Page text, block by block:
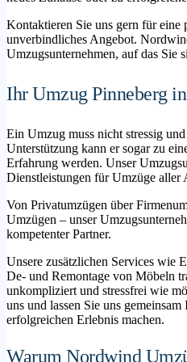
Kontaktieren Sie uns gern für eine
unverbindliches Angebot.
Umzugsunternehmen, auf das Sie
Ihr Umzug Pinneberg
Ein Umzug muss nicht stressig
Unterstützung kann er sogar zu
Erfahrung werden. Unser
Dienstleistungen für Umzüge aller
Von Privatumzügen über
Umzügen – unser
kompetenter Partner.
Unsere zusätzlichen Services wie
De- und Remontage von Möbeln
unkompliziert und stressfrei wie
uns und lassen Sie uns
erfolgreichen Erlebnis machen.
Warum Nordwind